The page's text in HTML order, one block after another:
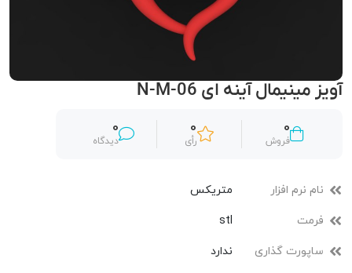
آویز مینیمال آینه ای N-M-06
0
فروش
0
رأی
0
دیدگاه
نام نرم افزار متریکس
فرمت stl
ساپورت گذاری ندارد